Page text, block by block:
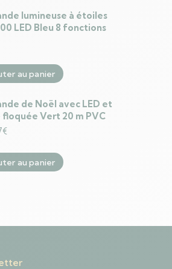
lumineuse à étoiles
LED Bleu 8 fonctions
au panier
de Noël avec LED et
floquée Vert 20 m PVC
€
au panier